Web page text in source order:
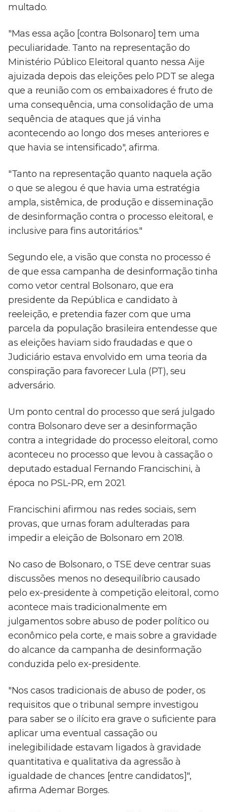
multado.
"Mas essa ação [contra Bolsonaro] tem uma
peculiaridade. Tanto na representação do
Ministério Público Eleitoral quanto nessa Aije
ajuizada depois das eleições pelo PDT se alega
que a reunião com os embaixadores é fruto de
uma consequência, uma consolidação de uma
sequência de ataques que já vinha
acontecendo ao longo dos meses anteriores e
que havia se intensificado", afirma.
"Tanto na representação quanto naquela ação
o que se alegou é que havia uma estratégia
ampla, sistêmica, de produção e disseminação
de desinformação contra o processo eleitoral, e
inclusive para fins autoritários."
Segundo ele, a visão que consta no processo é
de que essa campanha de desinformação tinha
como vetor central Bolsonaro, que era
presidente da República e candidato à
reeleição, e pretendia fazer com que uma
parcela da população brasileira entendesse que
as eleições haviam sido fraudadas e que o
Judiciário estava envolvido em uma teoria da
conspiração para favorecer Lula (PT), seu
adversário.
Um ponto central do processo que será julgado
contra Bolsonaro deve ser a desinformação
contra a integridade do processo eleitoral, como
aconteceu no processo que levou à cassação o
deputado estadual Fernando Francischini, à
época no PSL-PR, em 2021.
Francischini afirmou nas redes sociais, sem
provas, que urnas foram adulteradas para
impedir a eleição de Bolsonaro em 2018.
No caso de Bolsonaro, o TSE deve centrar suas
discussões menos no desequilíbrio causado
pelo ex-presidente à competição eleitoral, como
acontece mais tradicionalmente em
julgamentos sobre abuso de poder político ou
econômico pela corte, e mais sobre a gravidade
do alcance da campanha de desinformação
conduzida pelo ex-presidente.
"Nos casos tradicionais de abuso de poder, os
requisitos que o tribunal sempre investigou
para saber se o ilícito era grave o suficiente para
aplicar uma eventual cassação ou
inelegibilidade estavam ligados à gravidade
quantitativa e qualitativa da agressão à
igualdade de chances [entre candidatos]",
afirma Ademar Borges.